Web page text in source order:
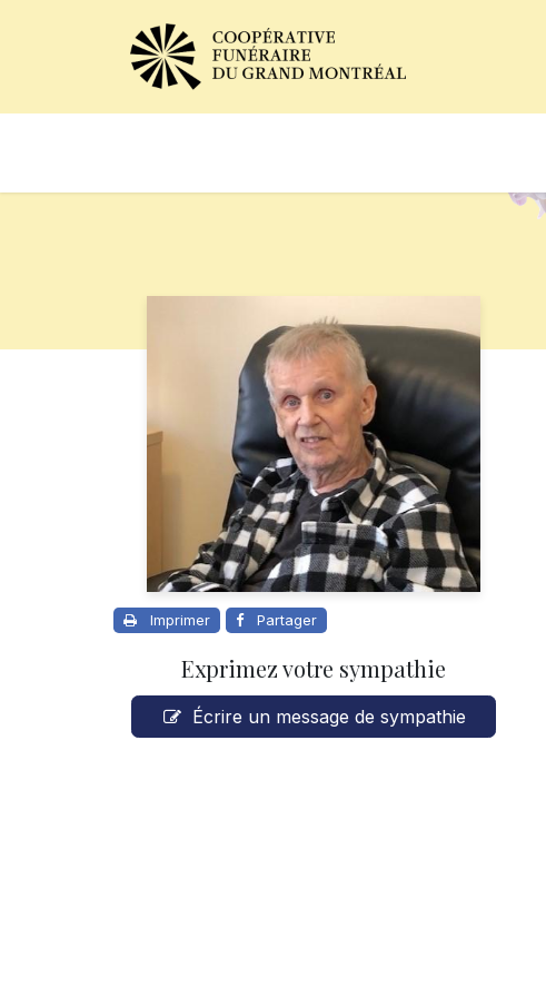
Imprimer Partager
Exprimez votre sympathie
Écrire un message de sympathie